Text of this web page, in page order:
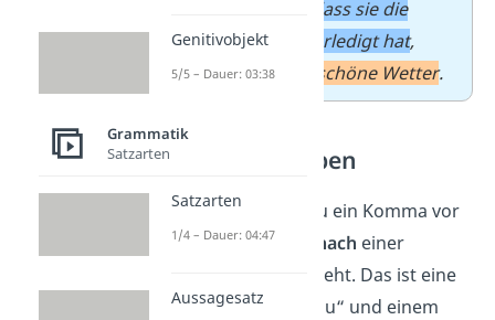
dass sie die
Hausaufgaben erledigt hat,
sowie über das schöne Wetter.
Infinitivgruppen
Außerdem setzt du ein Komma vor
„sowie“, wenn es
nach einer
steht. Das ist eine
Wortgruppe mit „zu“ und einem
Genitivobjekt
5/5 – Dauer: 03:38
Grammatik
Satzarten
Satzarten
1/4 – Dauer: 04:47
Aussagesatz